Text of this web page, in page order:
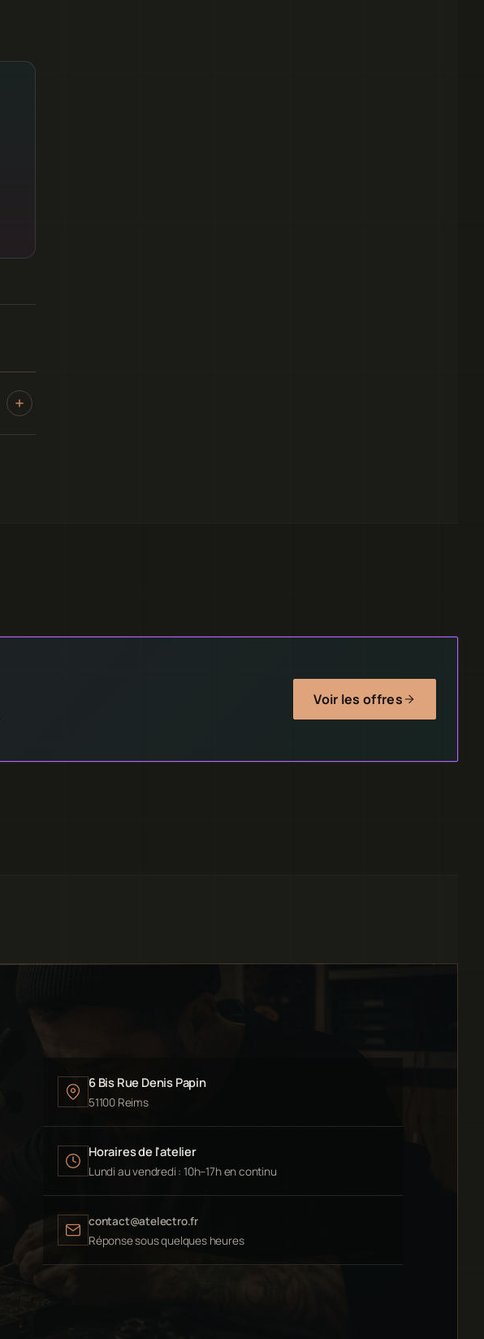
Voir les offres
6 Bis Rue Denis Papin
51100 Reims
Horaires de l'atelier
Lundi au vendredi : 10h–17h en continu
contact@atelectro.fr
Réponse sous quelques heures